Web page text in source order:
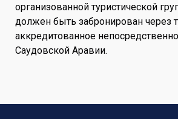
организованной туристической
должен быть забронирован через
аккредитованное
Саудовской Аравии.